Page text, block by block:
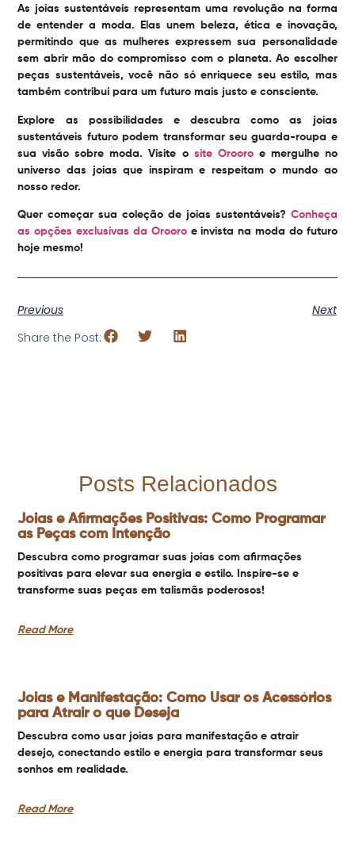
As joias sustentáveis representam uma revolução na forma
de entender a moda. Elas unem beleza, ética e inovação,
permitindo que as mulheres expressem sua personalidade
sem abrir mão do compromisso com o planeta. Ao escolher
peças sustentáveis, você não só enriquece seu estilo, mas
também contribui para um futuro mais justo e consciente.
Explore as possibilidades e descubra como as joias
sustentáveis futuropodem transformar seu guarda-roupa e
sua visão sobre moda. Visite o site Orooroe mergulhe no
universo das joias que inspiram e respeitam o mundo ao
nosso redor.
Quer começar sua coleção de joias sustentáveis? Conheça
as opções exclusivas da Orooroe invista na moda do futuro
hoje mesmo!
Previous
Next
Share the Post:
Posts Relacionados
Joias e Afirmações Positivas: Como Programar
as Peças com Intenção
Descubra como programar suas joias com afirmações
positivas para elevar sua energia e estilo. Inspire-se e
transforme suas peças em talismãs poderosos!
Read More
Joias e Manifestação: Como Usar os Acessórios
para Atrair o que Deseja
Descubra como usar joias para manifestação e atrair
desejo, conectando estilo e energia para transformar seus
sonhos em realidade.
Read More